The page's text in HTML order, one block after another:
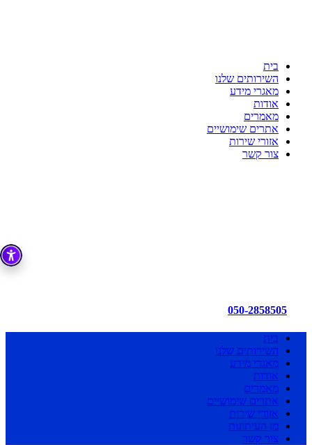
בית
השירותים שלנו
מאגרי מידע
אודות
מאמרים
אתרים שימושיים
אזורי שירות
צור קשר
050-2858505
בית
השירותים שלנו
מאגרי מידע
אודות
מאמרים
אתרים שימושיים
אזורי שירות
מן העיתונות
צור קשר